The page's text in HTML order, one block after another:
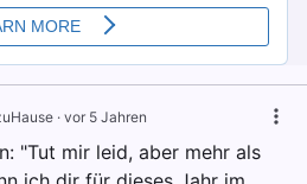
· vor 5 Jahren
"Tut mir leid, aber mehr als